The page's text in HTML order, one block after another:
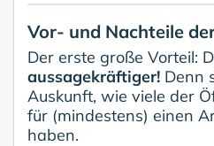
Vor- und Nachteile
Der erste große Vorteil:
aussagekräftiger! Denn
Auskunft, wie viele der
für (mindestens) einen
haben.